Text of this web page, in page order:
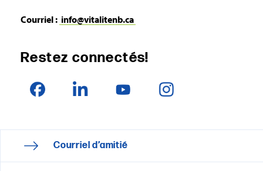
Courriel : info@vitalitenb.ca
Restez connectés!
Courriel d’amitié